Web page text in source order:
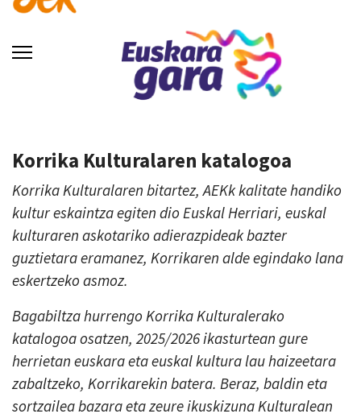
Korrika Kulturalaren katalogoa
Korrika Kulturalaren bitartez, AEKk kalitate handiko
kultur eskaintza egiten dio Euskal Herriari, euskal
kulturaren askotariko adierazpideak bazter
guztietara eramanez, Korrikaren alde egindako lana
eskertzeko asmoz.
Bagabiltza hurrengo Korrika Kulturalerako
katalogoa osatzen, 2025/2026 ikasturtean gure
herrietan euskara eta euskal kultura lau haizeetara
zabaltzeko, Korrikarekin batera. Beraz, baldin eta
sortzailea bazara eta zeure ikuskizuna Kulturalean